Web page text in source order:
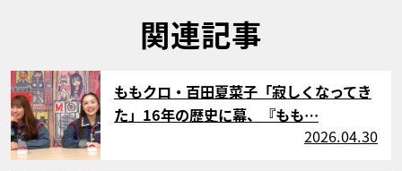
関連記事
サムネイル
ももクロ・百田夏菜子「寂しくなってき
た」16年の歴史に幕、『もも…
2026.04.30